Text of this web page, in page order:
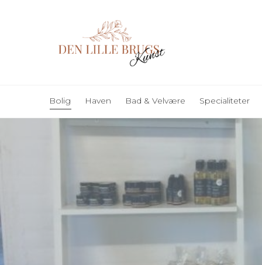
Bolig Haven Bad & Velvære Specialiteter